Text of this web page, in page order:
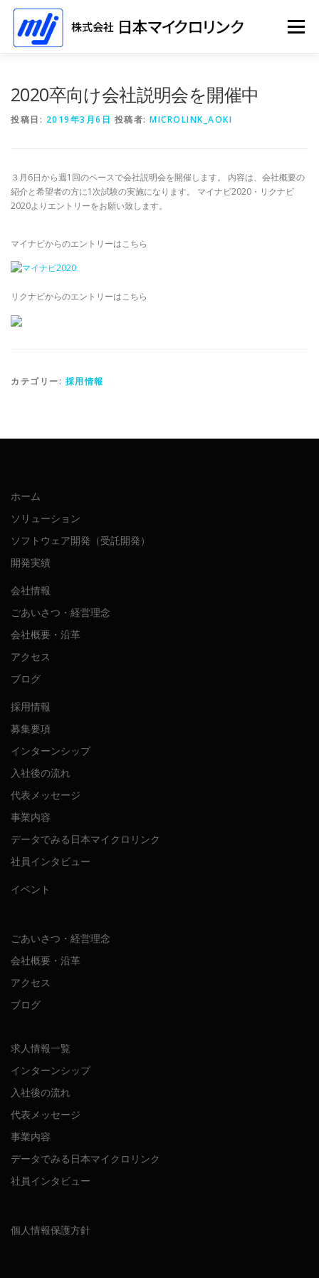
メニュー
2020卒向け会社説明会を開催中
投稿日: 2019年3月6日 投稿者: MICROLINK_AOKI
３月6日から週1回のペースで会社説明会を開催します。 内容は、会社概要の
紹介と希望者の方に1次試験の実施になります。 マイナビ2020・リクナビ
2020よりエントリーをお願い致します。
マイナビからのエントリーはこちら
リクナビからのエントリーはこちら
カテゴリー: 採用情報
ホーム
ソリューション
ソフトウェア開発（受託開発）
開発実績
会社情報
ごあいさつ・経営理念
会社概要・沿革
アクセス
ブログ
採用情報
募集要項
インターンシップ
入社後の流れ
代表メッセージ
事業内容
データでみる日本マイクロリンク
社員インタビュー
イベント
ごあいさつ・経営理念
会社概要・沿革
アクセス
ブログ
求人情報一覧
インターンシップ
入社後の流れ
代表メッセージ
事業内容
データでみる日本マイクロリンク
社員インタビュー
個人情報保護方針